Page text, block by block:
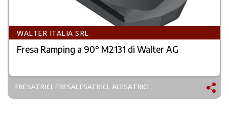
WALTER ITALIA SRL
Fresa Ramping a 90° M2131 di Walter AG
FRESATRICI, FRESALESATRICI, ALESATRICI